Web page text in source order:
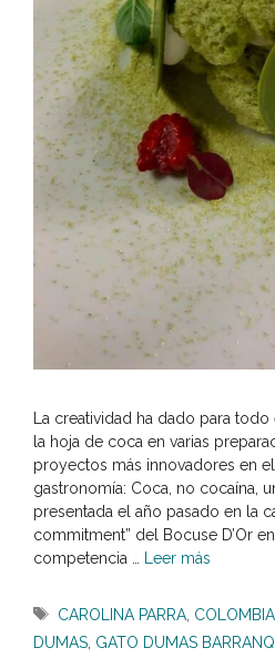
La creatividad ha dado para
la hoja de coca en varias
proyectos más innovadores en
gastronomía: Coca, no cocaína,
presentada el año pasado en la
commitment” del Bocuse D’Or
competencia … Leer más
Etiquetas
CAROLINA PARRA COLOMBIA
DUMAS GATO DUMAS